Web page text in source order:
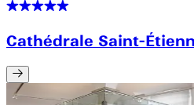
Cathédrale Saint-